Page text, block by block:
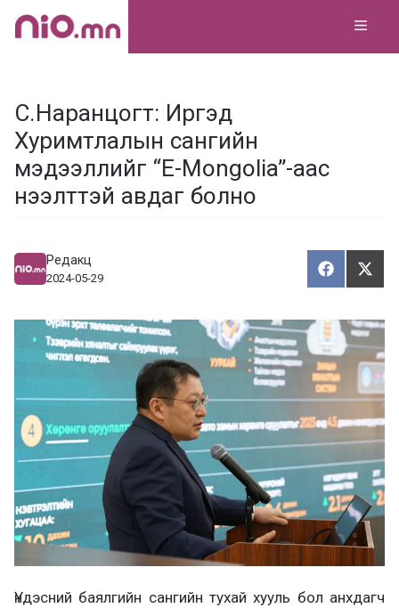
Skip
С.Наранцогт: Иргэд
Хуримтлалын сангийн
мэдээллийг “E-Mongolia”-аас
нээлттэй авдаг болно
Редакц
2024-05-29
Х
у
а
а
л
ц
а
х
Т
ү
э
х
Үндэсний баялгийн сангийн тухай хууль бол анхдагч